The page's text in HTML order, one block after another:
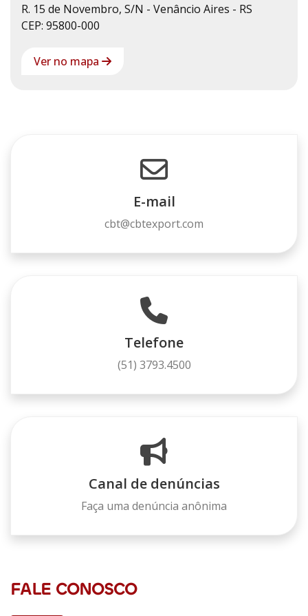
R. 15 de Novembro, S/N - Venâncio Aires - RS
CEP: 95800-000
Ver no mapa
E-mail
cbt@cbtexport.com
Telefone
(51) 3793.4500
Canal de denúncias
Faça uma denúncia anônima
FALE CONOSCO